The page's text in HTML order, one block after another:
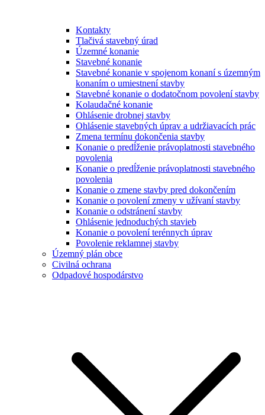
Kontakty
Tlačivá stavebný úrad
Územné konanie
Stavebné konanie
Stavebné konanie v spojenom konaní s územným
konaním o umiestnení stavby
Stavebné konanie o dodatočnom povolení stavby
Kolaudačné konanie
Ohlásenie drobnej stavby
Ohlásenie stavebných úprav a udržiavacích prác
Zmena termínu dokončenia stavby
Konanie o predĺženie právoplatnosti stavebného
povolenia
Konanie o predĺženie právoplatnosti stavebného
povolenia
Konanie o zmene stavby pred dokončením
Konanie o povolení zmeny v užívaní stavby
Konanie o odstránení stavby
Ohlásenie jednoduchých stavieb
Konanie o povolení terénnych úprav
Povolenie reklamnej stavby
Územný plán obce
Civilná ochrana
Odpadové hospodárstvo